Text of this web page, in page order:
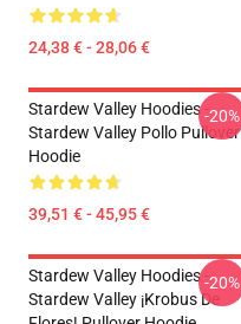
24,38 € - 28,06 €
Stardew Valley Hoodies -
Stardew Valley Pollo Pullover
Hoodie
39,51 € - 45,95 €
-20%
Stardew Valley Hoodies -
Stardew Valley ¡Krobus De
-20%